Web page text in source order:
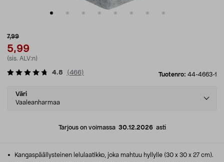
7,99
5,99
(sis. ALV:n)
Tuotenro: 44-4663-1
4.8 (466)
Select
variant
Väri
Vaaleanharmaa
Tarjous on voimassa 30.12.2026asti
Kangaspäällysteinen lelulaatikko, joka mahtuu hyllylle (30 x 30 x 27 cm).